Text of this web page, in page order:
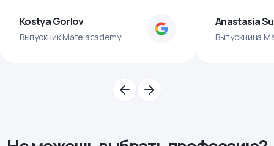
Kostya Gorlov
Выпускник Mate academy
Anastasia
Выпускница